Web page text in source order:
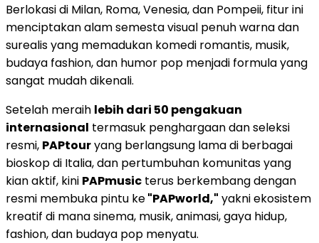
Berlokasi di Milan, Roma, Venesia, dan Pompeii, fitur ini
menciptakan alam semesta visual penuh warna dan
surealis yang memadukan komedi romantis, musik,
budaya fashion, dan humor pop menjadi formula yang
sangat mudah dikenali.
Setelah meraih lebih dari 50 pengakuan
internasional termasuk penghargaan dan seleksi
resmi, PAPtouryang berlangsung lama di berbagai
bioskop di Italia, dan pertumbuhan komunitas yang
kian aktif, kini PAPmusic terus berkembang dengan
resmi membuka pintu ke"PAPworld," yakni ekosistem
kreatif di mana sinema, musik, animasi, gaya hidup,
fashion, dan budaya pop menyatu.